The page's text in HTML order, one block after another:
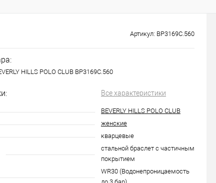
Артикул: BP3169C.560
HILLS POLO CLUB BP3169C.560
Все характеристики
BEVERLY HILLS POLO CLUB
женские
кварцевые
стальной браслет с частичным
покрытием
WR30 (Водонепроницаемость